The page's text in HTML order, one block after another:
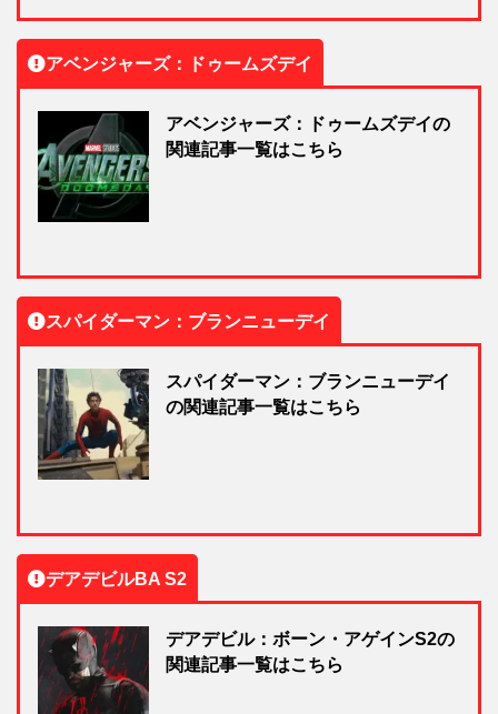
アベンジャーズ：ドゥームズデイ
アベンジャーズ：ドゥームズデイの
関連記事一覧はこちら
スパイダーマン：ブランニューデイ
スパイダーマン：ブランニューデイ
の関連記事一覧はこちら
デアデビルBA S2
デアデビル：ボーン・アゲインS2の
関連記事一覧はこちら